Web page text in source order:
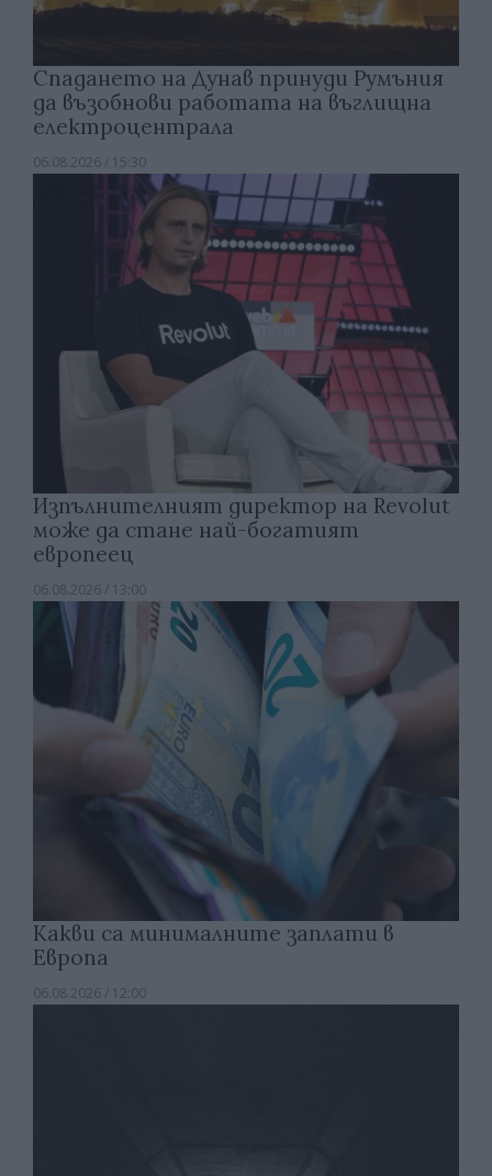
Спадането на Дунав принуди Румъния
да възобнови работата на въглищна
електроцентрала
06.08.2026 / 15:30
Изпълнителният директор на Revolut
може да стане най-богатият
европеец
06.08.2026 / 13:00
Какви са минималните заплати в
Европа
06.08.2026 / 12:00